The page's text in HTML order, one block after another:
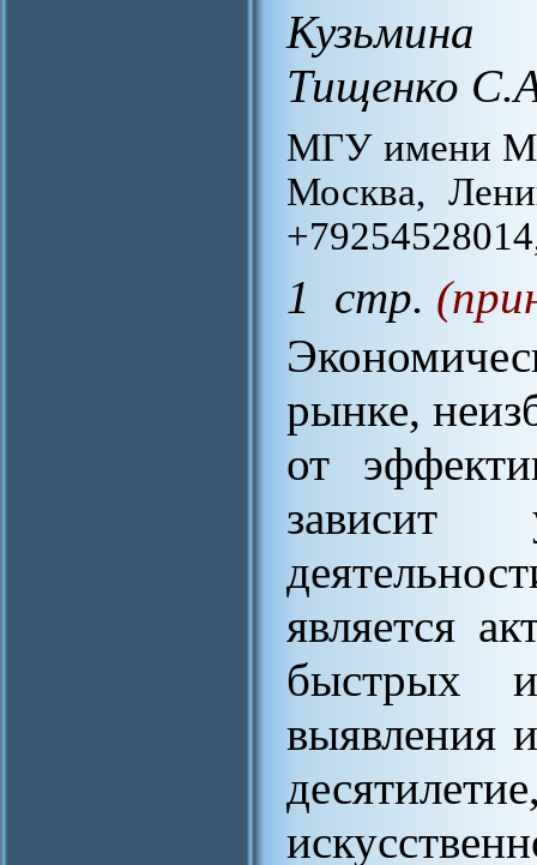
Тищенко
МГУ имени М.
Москва,
1 стр.
рынке,
от
зависит
является
быстрых и
выявления